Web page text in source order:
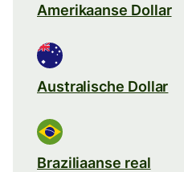
Amerikaanse Dollar
Australische Dollar
Braziliaanse real